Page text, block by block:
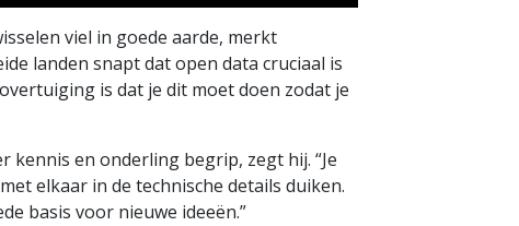
viel in goede aarde, merkt
landen snapt dat open data cruciaal is
is dat je dit moet doen zodat je
kennis en onderling begrip, zegt hij. “Je
elkaar in de technische details duiken.
basis voor nieuwe ideeën.”